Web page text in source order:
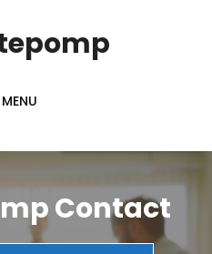
MENU
Contact